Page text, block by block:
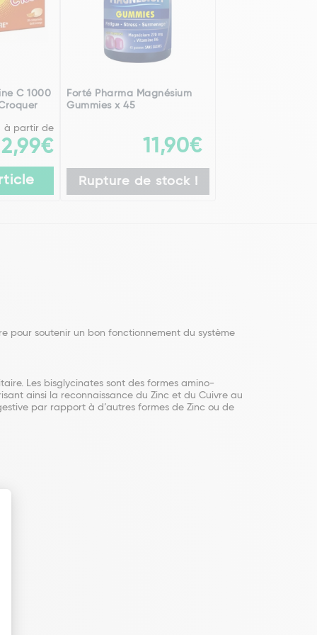
C 1000
à partir de
2,99€
Forté Pharma Magnésium
Gummies x 45
11,90€
Rupture de stock !
pour soutenir un bon fonctionnement du système
Les bisglycinates sont des formes amino-
ainsi la reconnaissance du Zinc et du Cuivre au
par rapport à d’autres formes de Zinc ou de